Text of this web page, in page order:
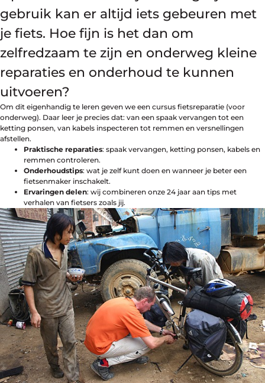
Maak een afspraak
Over ons
Contact
De winkel
Blog
gebruik kan er altijd iets gebeuren met
je fiets. Hoe fijn is het dan om
zelfredzaam te zijn en onderweg kleine
reparaties en onderhoud te kunnen
uitvoeren?
Om dit eigenhandig te leren geven we een cursus fietsreparatie (voor
onderweg). Daar leer je precies dat: van een spaak vervangen tot een
ketting ponsen, van kabels inspecteren tot remmen en versnellingen
afstellen.
Praktische reparaties: spaak vervangen, ketting ponsen, kabels en
remmen controleren.
Onderhoudstips: wat je zelf kunt doen en wanneer je beter een
fietsenmaker inschakelt.
Ervaringen delen: wij combineren onze 24 jaar aan tips met
verhalen van fietsers zoals jij.